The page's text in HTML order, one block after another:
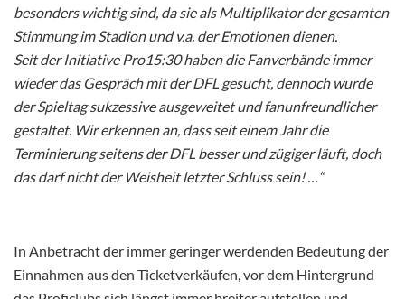
besonders wichtig sind, da sie als Multiplikator der gesamten
Stimmung im Stadion und v.a. der Emotionen dienen.
Seit der Initiative Pro15:30 haben die Fanverbände immer
wieder das Gespräch mit der DFL gesucht, dennoch wurde
der Spieltag sukzessive ausgeweitet und fanunfreundlicher
gestaltet. Wir erkennen an, dass seit einem Jahr die
Terminierung seitens der DFL besser und zügiger läuft, doch
das darf nicht der Weisheit letzter Schluss sein! …“
In Anbetracht der immer geringer werdenden Bedeutung der
Einnahmen aus den Ticketverkäufen, vor dem Hintergrund